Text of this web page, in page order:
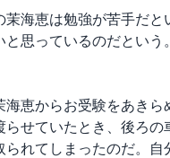
海恵は勉強が苦手だ
思っているのだという
恵からお受験をあき
せていたとき、後ろ
れてしまったのだ。